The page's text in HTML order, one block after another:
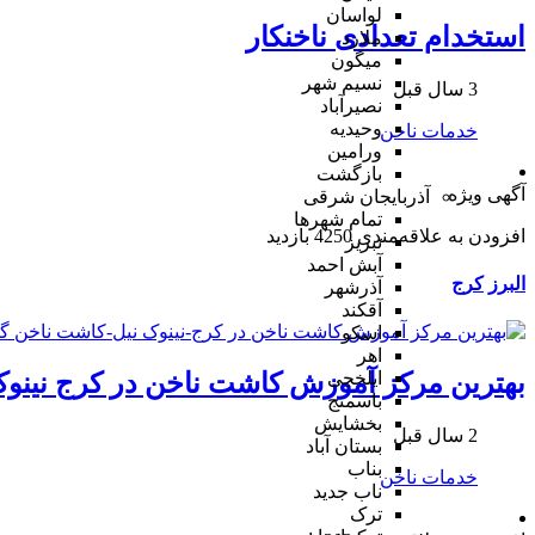
لواسان
ملارد
میگون
نسیم شهر
نصیرآباد
وحیدیه
ورامین
بازگشت
آذربایجان شرقی
تمام شهر‌ها
تبریز
آبش احمد
آذرشهر
آقکند
اسکو
اهر
ایلخچی
باسمنج
بخشایش
بستان آباد
بناب
ناب جدید
ترک
استخدام تعدادی ناخنکار
3 سال قبل
خدمات ناخن
آگهی ویژه
افزودن به علاقه‌مندی 4250 بازدید
البرز کرج
بهترین مرکز آموزش کاشت ناخن در کرج
2 سال قبل
خدمات ناخن